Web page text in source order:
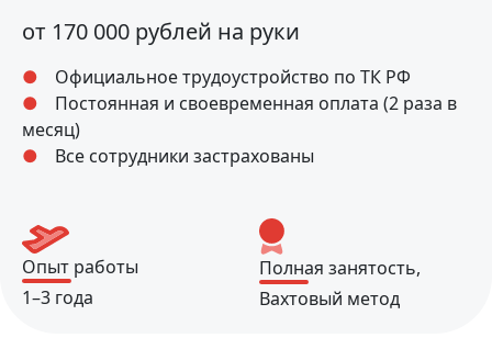
от 170 000 рублей на руки
Официальное трудоустройство по ТК РФ
Постоянная и своевременная оплата (2 раза в
месяц)
Все сотрудники застрахованы
Опыт работы
1–3 года
Полная занятость,
Вахтовый метод